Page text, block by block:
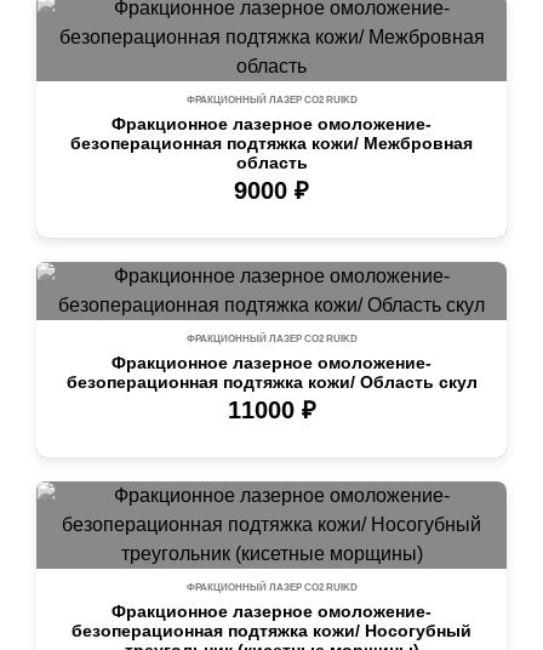
ФРАКЦИОННЫЙ ЛАЗЕР СО2 RUIKD
Фракционное лазерное омоложение-
безоперационная подтяжка кожи/ Межбровная
область
9000 ₽
ФРАКЦИОННЫЙ ЛАЗЕР СО2 RUIKD
Фракционное лазерное омоложение-
безоперационная подтяжка кожи/ Область скул
11000 ₽
ФРАКЦИОННЫЙ ЛАЗЕР СО2 RUIKD
Фракционное лазерное омоложение-
безоперационная подтяжка кожи/ Носогубный